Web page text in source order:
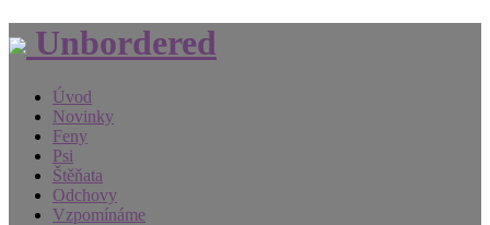
Unbordered
Úvod
Novinky
Feny
Psi
Štěňata
Odchovy
Vzpomínáme